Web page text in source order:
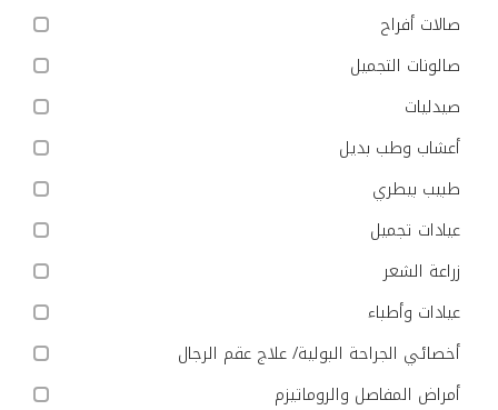
صالات أفراح
صالونات التجميل
صيدليات
أعشاب وطب بديل
طبيب بيطري
عيادات تجميل
زراعة الشعر
عيادات وأطباء
أخصائي الجراحة البولية/ علاج عقم الرجال
أمراض المفاصل والروماتيزم